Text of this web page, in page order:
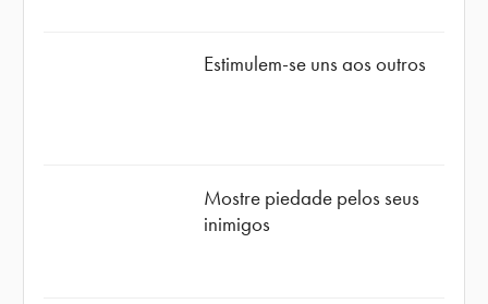
Estimulem-se uns aos outros
Mostre piedade pelos seus
inimigos